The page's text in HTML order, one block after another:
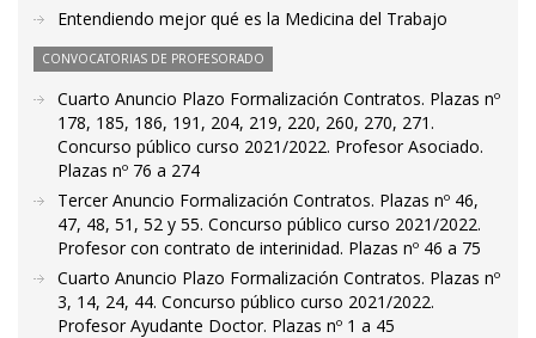
Entendiendo mejor qué es la Medicina del Trabajo
CONVOCATORIAS DE PROFESORADO
Cuarto Anuncio Plazo Formalización Contratos. Plazas nº
178, 185, 186, 191, 204, 219, 220, 260, 270, 271.
Concurso público curso 2021/2022. Profesor Asociado.
Plazas nº 76 a 274
Tercer Anuncio Formalización Contratos. Plazas nº 46,
47, 48, 51, 52 y 55. Concurso público curso 2021/2022.
Profesor con contrato de interinidad. Plazas nº 46 a 75
Cuarto Anuncio Plazo Formalización Contratos. Plazas nº
3, 14, 24, 44. Concurso público curso 2021/2022.
Profesor Ayudante Doctor. Plazas nº 1 a 45